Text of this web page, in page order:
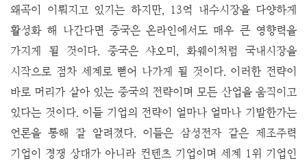
왜곡이 이뤄지고 있기는 하지만, 13억 내수시장을 다양하게
활성화 해 나간다면 중국은 온라인에서도 매우 큰 영향력을
가지게 될 것이다. 중국은 샤오미, 화웨이처럼 국내시장을
시작으로 점차 세계로 뻗어 나가게 될 것이다. 이러한 전략이
바로 머리가 살아 있는 중국의 전략이며 모든 산업을 움직이고
있다는 것이다. 이들 기업의 전략이 얼마나 얼마나 기발한가는
언론을 통해 잘 알려졌다. 이들은 삼성전자 같은 제조주력
기업이 경쟁 상대가 아니라 컨텐츠 기업이며 세계 1위 기업인